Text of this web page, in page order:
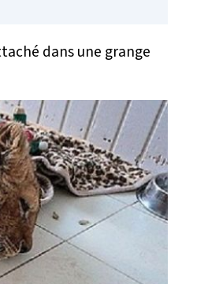
dans une grange